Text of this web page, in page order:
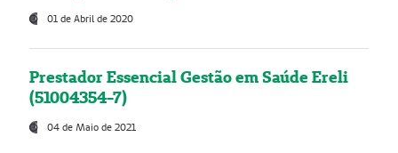
01 de Abril de 2020
Prestador Essencial Gestão em Saúde Ereli
(51004354-7)
04 de Maio de 2021